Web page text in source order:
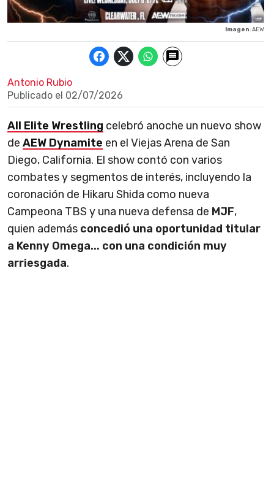
Imagen: AEW
Antonio Rubio
Publicado el 02/07/2026
All Elite Wrestling celebró anoche un nuevo show
de AEW Dynamite en el Viejas Arena de San
Diego, California. El show contó con varios
combates y segmentos de interés, incluyendo la
coronación de Hikaru Shida como nueva
Campeona TBS y una nueva defensa de MJF,
quien además concedió una oportunidad titular
a Kenny Omega... con una condición muy
arriesgada.